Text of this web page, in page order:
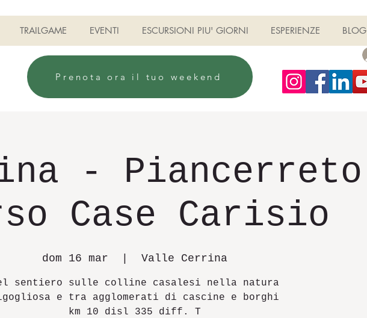
TRAILGAME EVENTI ESCURSIONI PIU' GIORNI ESPERIENZE BLOG
Prenota ora il tuo weekend
- Piancerreto
Case Carisio
dom 16 mar Valle Cerrina
sentiero sulle colline casalesi nella natura
e tra agglomerati di cascine e borghi
km 10 disl 335 diff. T